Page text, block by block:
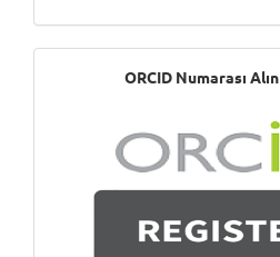
ORCID
ORCID Numarası Alın